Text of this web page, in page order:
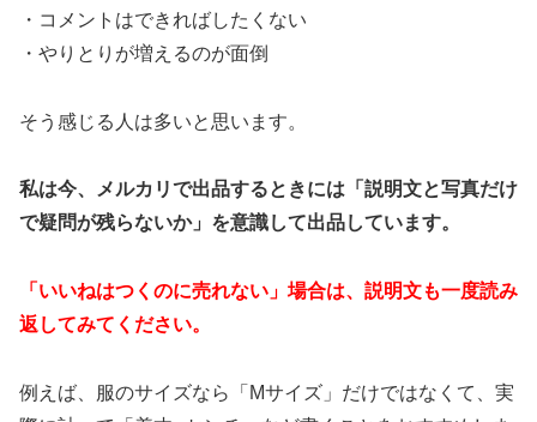
・コメントはできればしたくない
・やりとりが増えるのが面倒
そう感じる人は多いと思います。
私は今、メルカリで出品するときには「説明文と写真だけ
で疑問が残らないか」を意識して出品しています。
「いいねはつくのに売れない」場合は、説明文も一度読み
返してみてください。
例えば、服のサイズなら「Mサイズ」だけではなくて、実